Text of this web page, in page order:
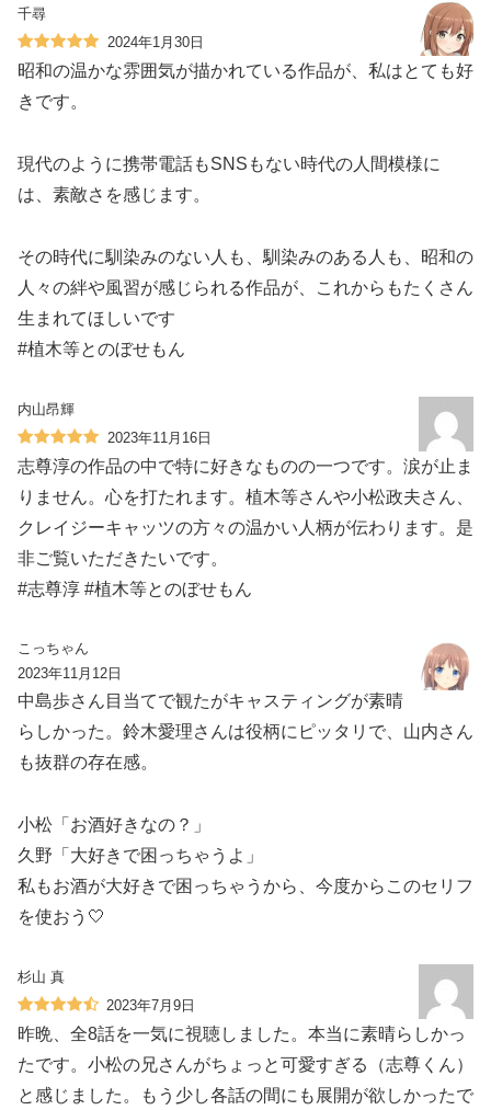
千尋
2024年1月30日
昭和の温かな雰囲気が描かれている作品が、私はとても好
きです。
現代のように携帯電話もSNSもない時代の人間模様に
は、素敵さを感じます。
その時代に馴染みのない人も、馴染みのある人も、昭和の
人々の絆や風習が感じられる作品が、これからもたくさん
生まれてほしいです
#植木等とのぼせもん
内山昂輝
2023年11月16日
志尊淳の作品の中で特に好きなものの一つです。涙が止ま
りません。心を打たれます。植木等さんや小松政夫さん、
クレイジーキャッツの方々の温かい人柄が伝わります。是
非ご覧いただきたいです。
#志尊淳 #植木等とのぼせもん
こっちゃん
2023年11月12日
中島歩さん目当てで観たがキャスティングが素晴
らしかった。鈴木愛理さんは役柄にピッタリで、山内さん
も抜群の存在感。
小松「お酒好きなの？」
久野「大好きで困っちゃうよ」
私もお酒が大好きで困っちゃうから、今度からこのセリフ
を使おう🤍
杉山 真
2023年7月9日
昨晩、全8話を一気に視聴しました。本当に素晴らしかっ
たです。小松の兄さんがちょっと可愛すぎる（志尊くん）
と感じました。もう少し各話の間にも展開が欲しかったで